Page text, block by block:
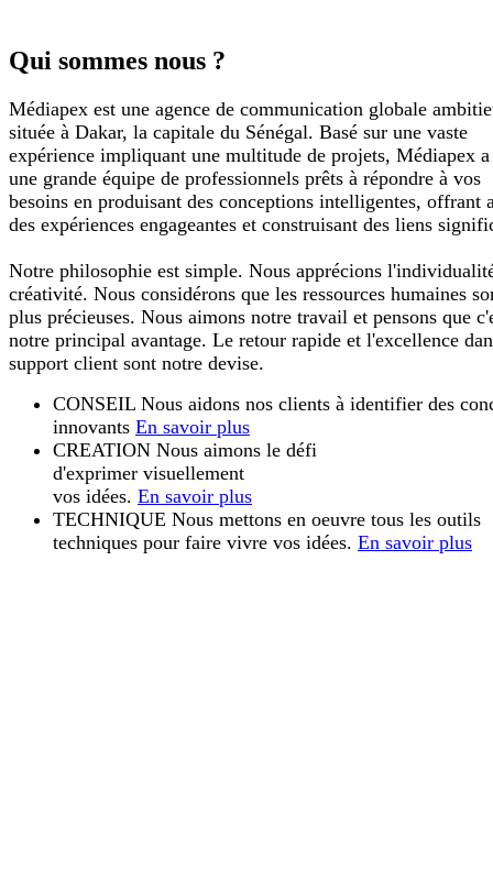
Qui sommes nous ?
Médiapex est une agence de communication globale
située à Dakar, la capitale du Sénégal. Basé sur une vaste
expérience impliquant une multitude de projets, Médiapex
une grande équipe de professionnels prêts à répondre à vos
besoins en produisant des conceptions intelligentes, offrant
des expériences engageantes et construisant des liens
Notre philosophie est simple. Nous apprécions
créativité. Nous considérons que les ressources humaines
plus précieuses. Nous aimons notre travail et pensons que
notre principal avantage. Le retour rapide et l'excellence
support client sont notre devise.
CONSEIL Nous aidons nos clients à identifier des
innovants En savoir plus
CREATION Nous aimons le défi
d'exprimer visuellement
vos idées. En savoir plus
TECHNIQUE Nous mettons en oeuvre tous les outils
techniques pour faire vivre vos idées. En savoir plus